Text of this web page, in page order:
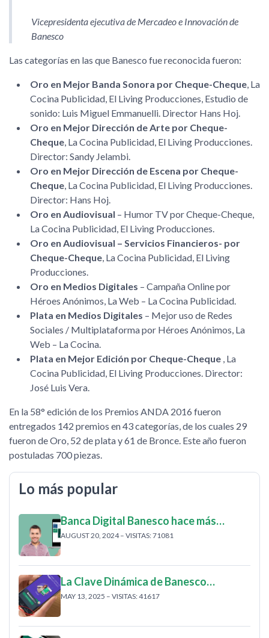
Vicepresidenta ejecutiva de Mercadeo e Innovación de
Banesco
Las categorías en las que Banesco fue reconocida fueron:
Oro en Mejor Banda Sonora por Cheque-Cheque , La
Cocina Publicidad, El Living Producciones, Estudio de
sonido: Luis Miguel Emmanuelli. Director Hans Hoj.
Oro en Mejor Dirección de Arte por Cheque-
Cheque , La Cocina Publicidad, El Living Producciones.
Director: Sandy Jelambi.
Oro en Mejor Dirección de Escena por Cheque-
Cheque , La Cocina Publicidad, El Living Producciones.
Director: Hans Hoj.
Oro en Audiovisual – Humor TV por Cheque-Cheque,
La Cocina Publicidad, El Living Producciones.
Oro en Audiovisual – Servicios Financieros- por
Cheque-Cheque , La Cocina Publicidad, El Living
Producciones.
Oro en Medios Digitales – Campaña Online por
Héroes Anónimos, La Web – La Cocina Publicidad.
Plata en Medios Digitales – Mejor uso de Redes
Sociales / Multiplataforma por Héroes Anónimos, La
Web – La Cocina.
Plata en Mejor Edición por Cheque-Cheque , La
Cocina Publicidad, El Living Producciones. Director:
José Luis Vera.
En la 58° edición de los Premios ANDA 2016 fueron
entregados 142 premios en 43 categorías, de los cuales 29
fueron de Oro, 52 de plata y 61 de Bronce. Este año fueron
postuladas 700 piezas.
Lo más popular
Banca Digital Banesco hace más…
AUGUST 20, 2024 – VISITAS: 71081
La Clave Dinámica de Banesco…
MAY 13, 2025 – VISITAS: 41617